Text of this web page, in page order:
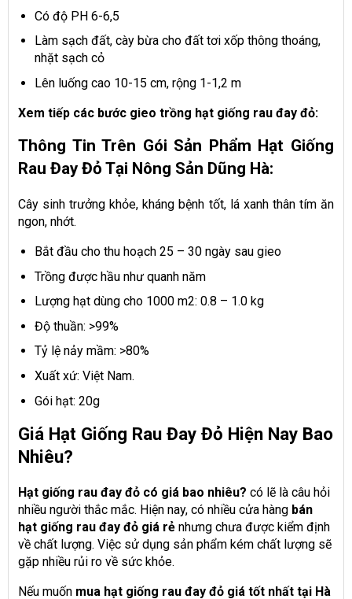
Có độ PH 6-6,5
Làm sạch đất, cày bừa cho đất tơi xốp thông thoáng,
nhặt sạch cỏ
Lên luống cao 10-15 cm, rộng 1-1,2 m
Xem tiếp các bước gieo trồng hạt giống rau đay đỏ:
Thông Tin Trên Gói Sản Phẩm Hạt Giống
Rau Đay Đỏ Tại Nông Sản Dũng Hà:
Cây sinh trưởng khỏe, kháng bệnh tốt, lá xanh thân tím ăn
ngon, nhớt.
Bắt đầu cho thu hoạch 25 – 30 ngày sau gieo
Trồng được hầu như quanh năm
Lượng hạt dùng cho 1000 m2: 0.8 – 1.0 kg
Độ thuần: >99%
Tỷ lệ nảy mầm: >80%
Xuất xứ: Việt Nam.
Gói hạt: 20g
Giá Hạt Giống Rau Đay Đỏ Hiện Nay Bao
Nhiêu?
Hạt giống rau đay đỏ có giá bao nhiêu? có lẽ là câu hỏi
nhiều người thắc mắc. Hiện nay, có nhiều cửa hàng bán
hạt giống rau đay đỏ giá rẻ nhưng chưa được kiểm định
về chất lượng. Việc sử dụng sản phẩm kém chất lượng sẽ
gặp nhiều rủi ro về sức khỏe.
Nếu muốn mua hạt giống rau đay đỏ giá tốt nhất tại Hà